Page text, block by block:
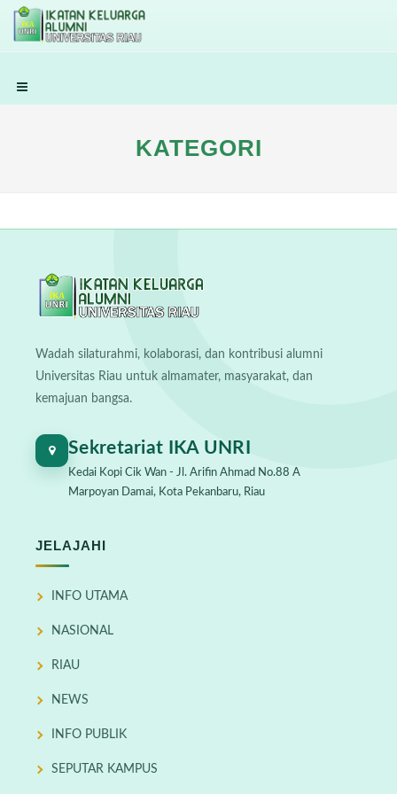
KATEGORI
Wadah silaturahmi, kolaborasi, dan kontribusi alumni
Universitas Riau untuk almamater, masyarakat, dan
kemajuan bangsa.
Sekretariat IKA UNRI
Kedai Kopi Cik Wan - Jl. Arifin Ahmad No.88 A
Marpoyan Damai, Kota Pekanbaru, Riau
JELAJAHI
INFO UTAMA
NASIONAL
RIAU
NEWS
INFO PUBLIK
SEPUTAR KAMPUS